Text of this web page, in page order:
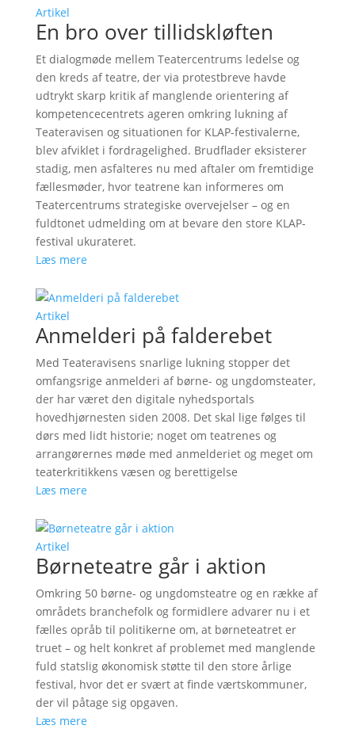
Artikel
En bro over tillidskløften
Et dialogmøde mellem Teatercentrums ledelse og
den kreds af teatre, der via protestbreve havde
udtrykt skarp kritik af manglende orientering af
kompetencecentrets ageren omkring lukning af
Teateravisen og situationen for KLAP-festivalerne,
blev afviklet i fordragelighed. Brudflader eksisterer
stadig, men asfalteres nu med aftaler om fremtidige
fællesmøder, hvor teatrene kan informeres om
Teatercentrums strategiske overvejelser – og en
fuldtonet udmelding om at bevare den store KLAP-
festival ukurateret.
Læs mere
Artikel
Anmelderi på falderebet
Med Teateravisens snarlige lukning stopper det
omfangsrige anmelderi af børne- og ungdomsteater,
der har været den digitale nyhedsportals
hovedhjørnesten siden 2008. Det skal lige følges til
dørs med lidt historie; noget om teatrenes og
arrangørernes møde med anmelderiet og meget om
teaterkritikkens væsen og berettigelse
Læs mere
Artikel
Børneteatre går i aktion
Omkring 50 børne- og ungdomsteatre og en række af
områdets branchefolk og formidlere advarer nu i et
fælles opråb til politikerne om, at børneteatret er
truet – og helt konkret af problemet med manglende
fuld statslig økonomisk støtte til den store årlige
festival, hvor det er svært at finde værtskommuner,
der vil påtage sig opgaven.
Læs mere